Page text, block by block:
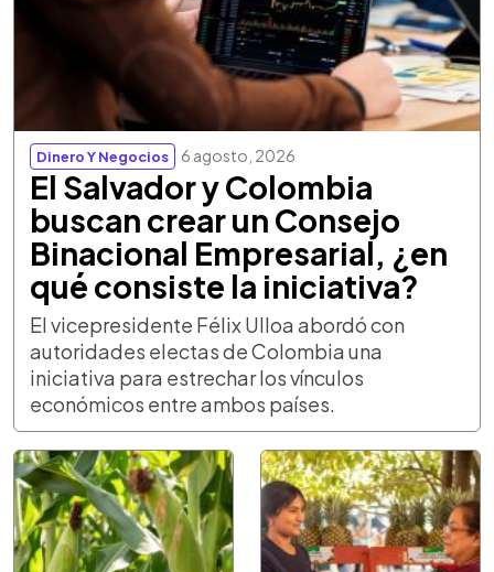
Dinero Y Negocios 6 agosto, 2026
El Salvador y Colombia
buscan crear un Consejo
Binacional Empresarial, ¿en
qué consiste la iniciativa?
El vicepresidente Félix Ulloa abordó con
autoridades electas de Colombia una
iniciativa para estrechar los vínculos
económicos entre ambos países.